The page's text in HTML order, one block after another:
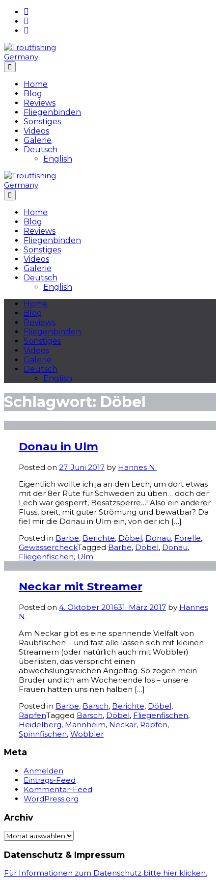
Skip
content
Home
Blog
Reviews
Fliegenbinden
Sonstiges
Videos
Galerie
Deutsch
English
Home
Blog
Reviews
Fliegenbinden
Sonstiges
Videos
Galerie
Deutsch
English
Home
Blog
Reviews
Fliegenbinden
Sonstiges
Videos
Galerie
Deutsch
English
Schlagwort: Döbel
Donau in Ulm
Posted on 27. Juni 2017 by Hannes N.
Eigentlich wollte ich ja an den Lech, um dort etwas
mit der 8er Rute für Schweden zu üben… doch der
Lech war gesperrt, Besatzsperre…! Also ein anderer
Fluss, breit, mit guter Strömung und bewatbar? Da
fiel mir die Donau in Ulm ein, von der ich […]
Posted in Barbe, Berichte, Döbel, Donau, Forelle,
GewässercheckTagged Barbe, Döbel, Donau,
Fliegenfischen, Ulm
Neckar mit Streamer
Posted on 4. Oktober 201631. März 2017 by Hannes
N.
Am Neckar gibt es eine spannende Vielfalt von
Raubfischen – und fast alle lassen sich mit kleinen
Streamern (oder natürlich auch mit Wobbler)
überlisten, das verspricht einen
abwechslungsreichen Angeltag. So zogen mein
Bruder und ich am Wochenende los – unsere
Frauen hatten uns nen halben […]
Posted in Barbe, Barsch, Berichte, Döbel,
RapfenTagged Barsch, Döbel, Fliegenfischen,
Heidelberg, Mannheim, Neckar, Rapfen,
Spinnfischen, Wobbler
Meta
Anmelden
Eintrags-Feed
Kommentar-Feed
WordPress.org
Archiv
Archiv
Datenschutz & Impressum
Für Informationen zum Datenschutz bitte hier klicken.